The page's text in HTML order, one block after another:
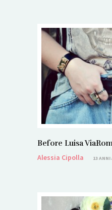
Before Luisa
Alessia Cipolla
13 ANNI